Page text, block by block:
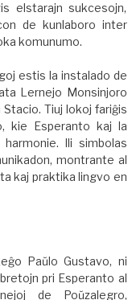
elstarajn sukcesojn,
de kunlaboro inter
komunumo.
estis la instalado de
Lernejo Monsinjoro
Tiuj lokoj fariĝis
kie Esperanto kaj la
Ili simbolas
montrante al
kaj praktika lingvo en
Paŭlo Gustavo, ni
pri Esperanto al
de Poŭzalegro,